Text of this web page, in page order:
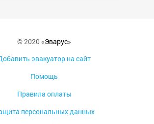
© 2020 «Эварус»
эвакуатор на сайт
Помощь
Правила оплаты
персональных данных